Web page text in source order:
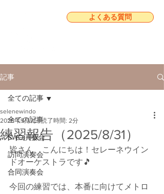
よくある質問
記事
全ての記事
SWO演奏会
訪問演奏会
合同演奏会
全ての記事
練習報告（2025/8/31）
selenewindo
2025年9月7日 読了時間: 2分
皆さん、こんにちは！セレーネウイン
ドオーケストラです🎵
今回の練習では、本番に向けてメトロ